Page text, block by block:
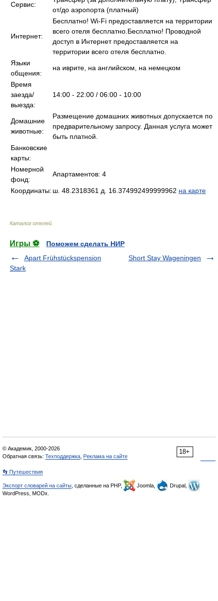
Сервис:
от/до аэропорта (платный)
Интернет:
Бесплатно! Wi-Fi предоставляется на территории
всего отеля бесплатно.Бесплатно! Проводной
доступ в Интернет предоставляется на
территории всего отеля бесплатно.
Языки
общения:
на иврите, на английском, на немецком
Время
заезда/
выезда:
14:00 - 22:00 / 06:00 - 10:00
Домашние
животные:
Размещение домашних животных допускается по
предварительному запросу. Данная услуга может
быть платной.
Банковские
карты:
Номерной
фонд:
Апартаментов: 4
Координаты: ш. 48.2318361 д. 16.374992499999962 на карте
Каталог отелей
Игры ⚽
Поможем сделать НИР
Apart Frühstückspension
Stark
Short Stay Wageningen
18+
© Академик, 2000-2026
Обратная связь: Техподдержка Реклама на сайте
👣 Путешествия
Экспорт словарей на сайты , сделанные на PHP, Joomla,
Drupal,
WordPress, MODx.